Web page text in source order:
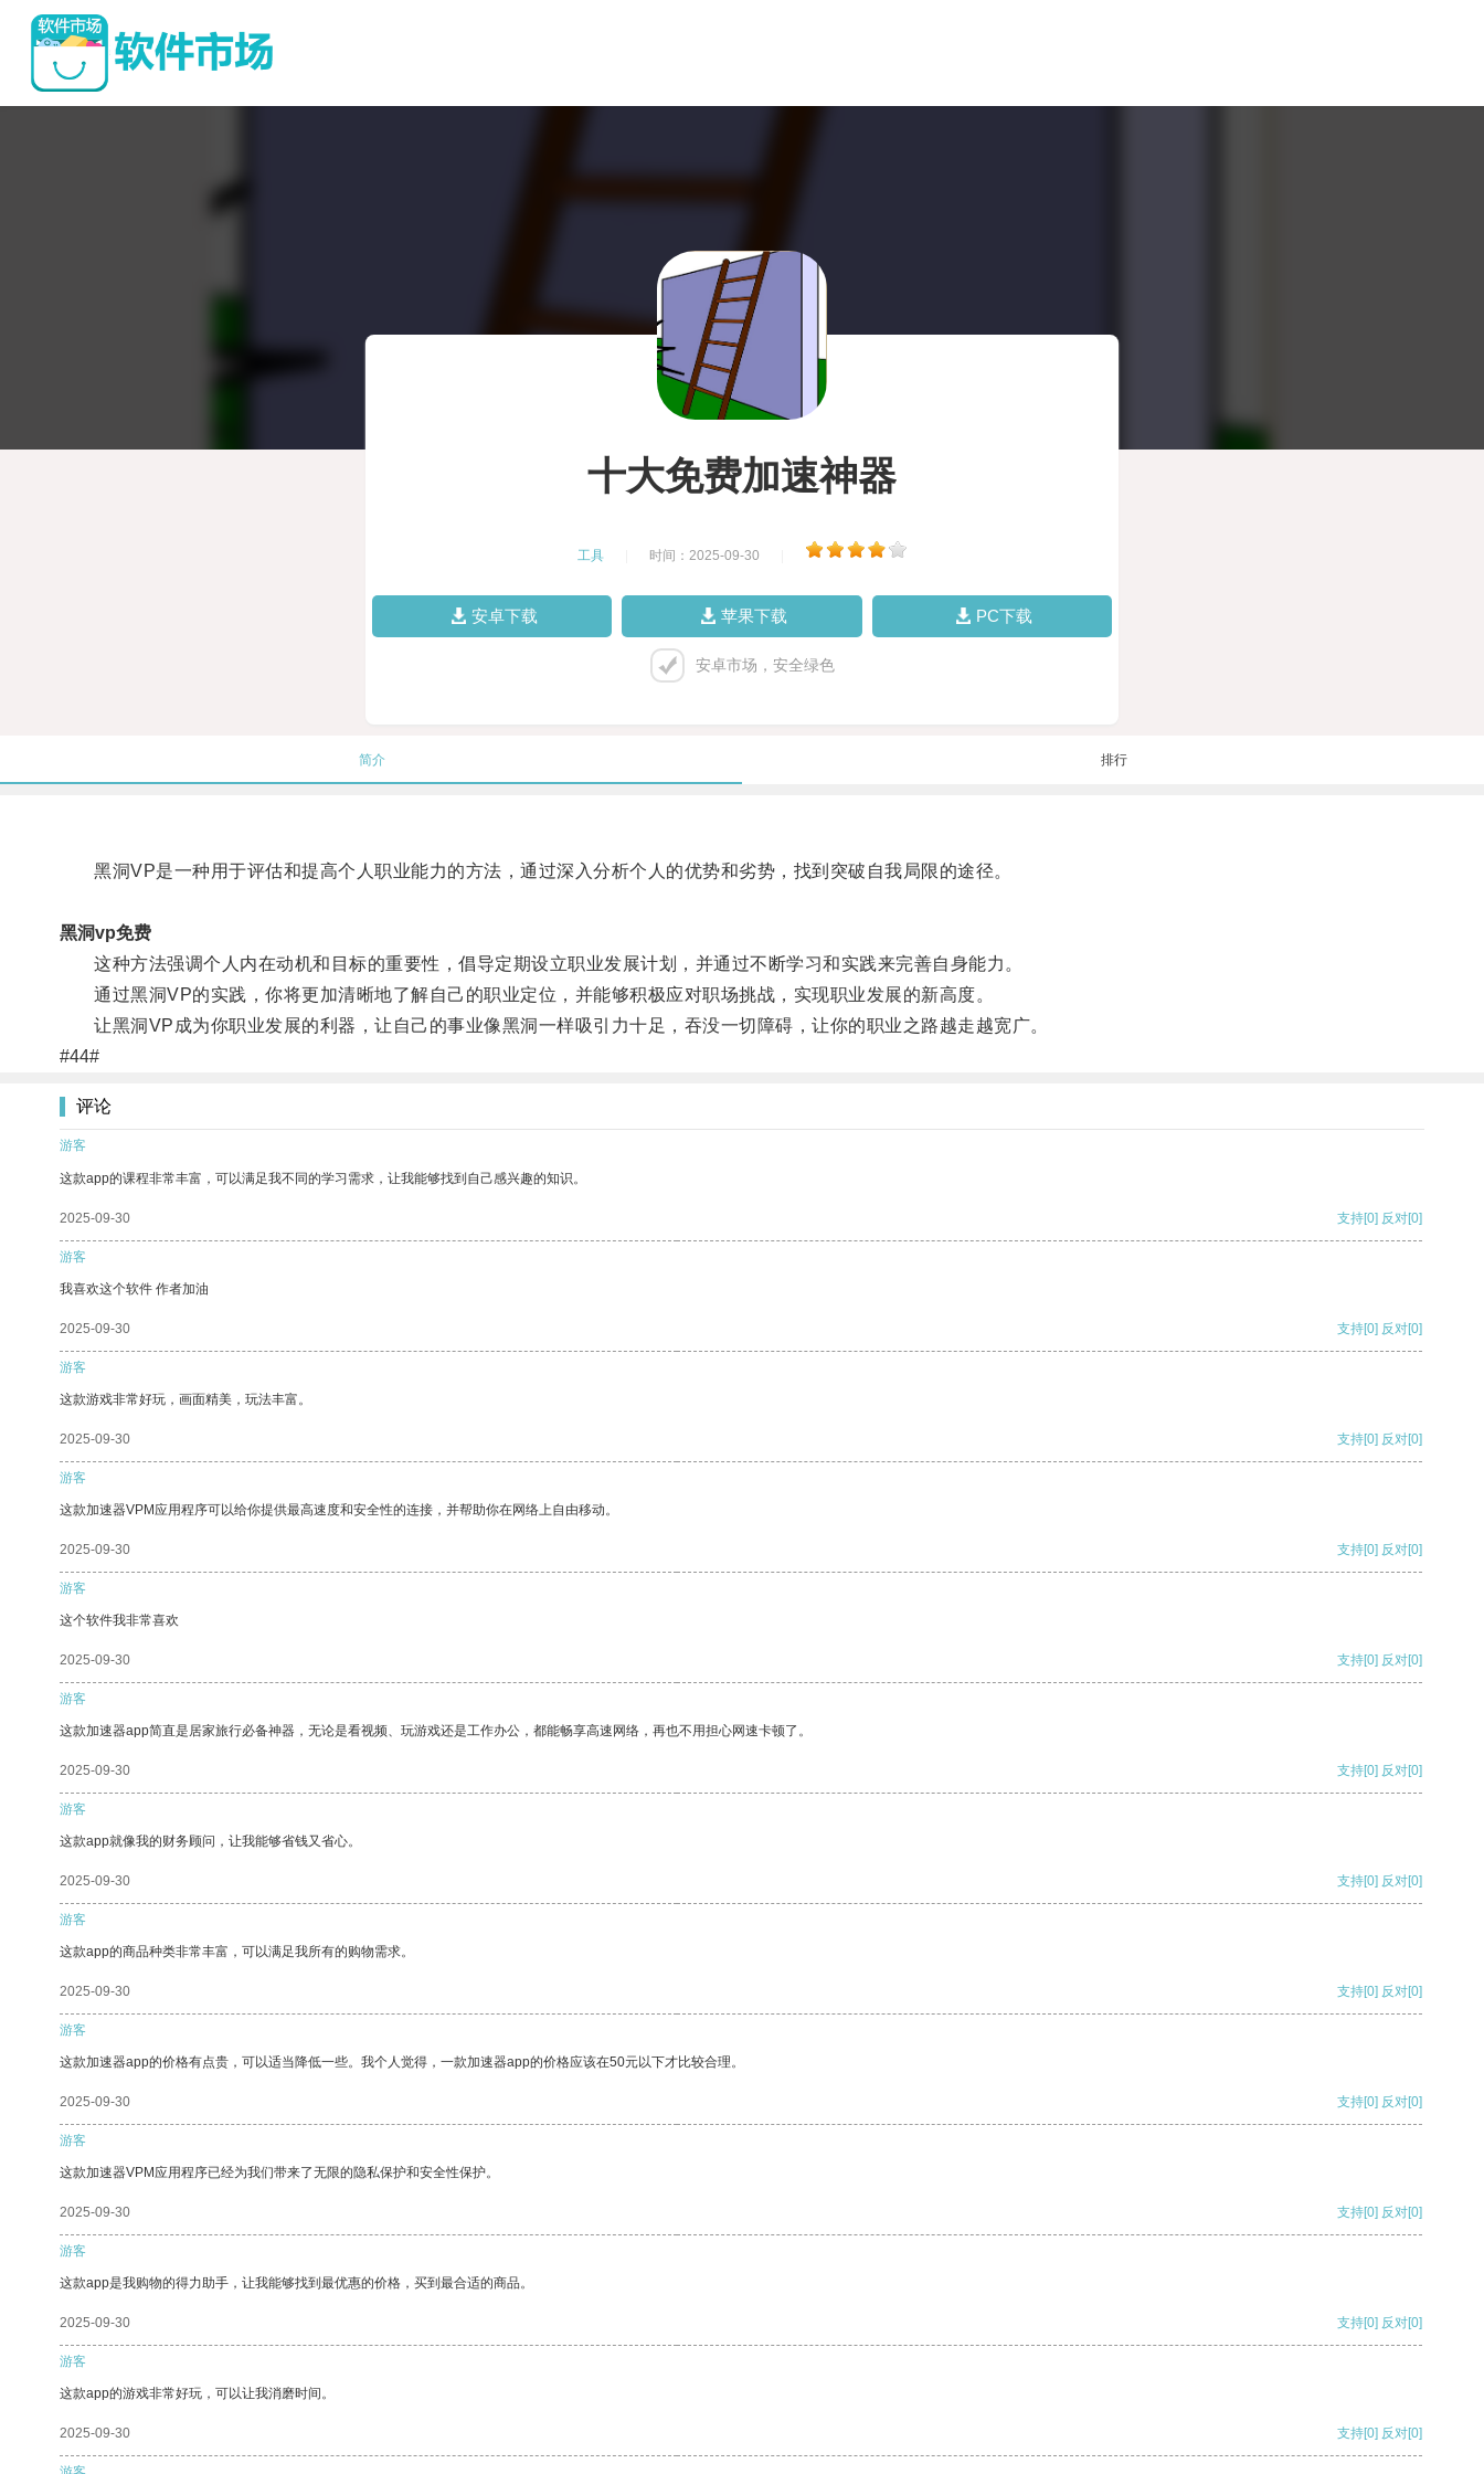
十大免费加速神器
工具 时间：2025-09-30
安卓下载 苹果下载 PC下载
安卓市场，安全绿色
简介 排行
黑洞VP是一种用于评估和提高个人职业能力的方法，通过深入分析个人的优势和劣势，找到突破自我局限的途径。
黑洞vp免费
这种方法强调个人内在动机和目标的重要性，倡导定期设立职业发展计划，并通过不断学习和实践来完善自身能力。
通过黑洞VP的实践，你将更加清晰地了解自己的职业定位，并能够积极应对职场挑战，实现职业发展的新高度。
让黑洞VP成为你职业发展的利器，让自己的事业像黑洞一样吸引力十足，吞没一切障碍，让你的职业之路越走越宽广。
#44#
评论
游客
这款app的课程非常丰富，可以满足我不同的学习需求，让我能够找到自己感兴趣的知识。
2025-09-30 支持[0] 反对[0]
游客
我喜欢这个软件 作者加油
2025-09-30 支持[0] 反对[0]
游客
这款游戏非常好玩，画面精美，玩法丰富。
2025-09-30 支持[0] 反对[0]
游客
这款加速器VPM应用程序可以给你提供最高速度和安全性的连接，并帮助你在网络上自由移动。
2025-09-30 支持[0] 反对[0]
游客
这个软件我非常喜欢
2025-09-30 支持[0] 反对[0]
游客
这款加速器app简直是居家旅行必备神器，无论是看视频、玩游戏还是工作办公，都能畅享高速网络，再也不用担心网速卡顿了。
2025-09-30 支持[0] 反对[0]
游客
这款app就像我的财务顾问，让我能够省钱又省心。
2025-09-30 支持[0] 反对[0]
游客
这款app的商品种类非常丰富，可以满足我所有的购物需求。
2025-09-30 支持[0] 反对[0]
游客
这款加速器app的价格有点贵，可以适当降低一些。我个人觉得，一款加速器app的价格应该在50元以下才比较合理。
2025-09-30 支持[0] 反对[0]
游客
这款加速器VPM应用程序已经为我们带来了无限的隐私保护和安全性保护。
2025-09-30 支持[0] 反对[0]
游客
这款app是我购物的得力助手，让我能够找到最优惠的价格，买到最合适的商品。
2025-09-30 支持[0] 反对[0]
游客
这款app的游戏非常好玩，可以让我消磨时间。
2025-09-30 支持[0] 反对[0]